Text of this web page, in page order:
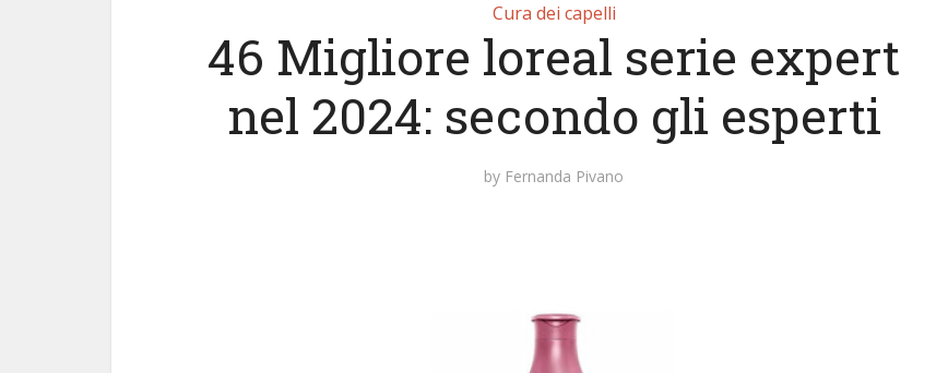
Cura dei capelli
46 Migliore loreal serie expert
nel 2024: secondo gli esperti
by Fernanda Pivano